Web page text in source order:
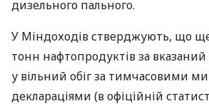
дизельного пального.
У Міндоходів стверджують, що
тонн нафтопродуктів за
у вільний обіг за тимчасовими
деклараціями (в офіційній